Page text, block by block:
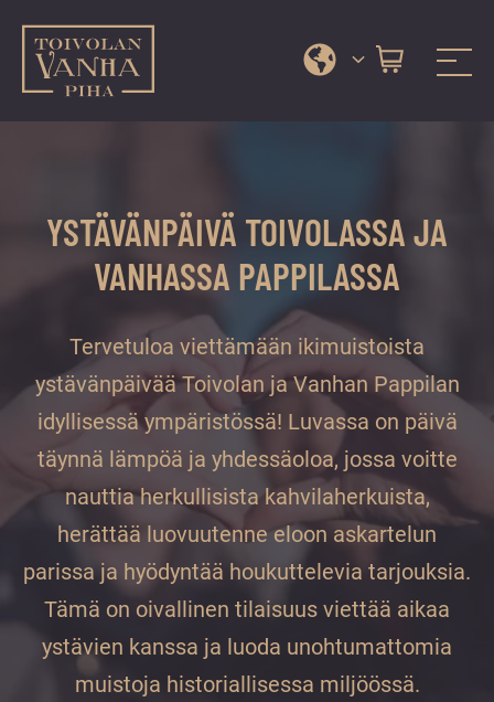
Toivolan vanha piha
palvelut
tapahtumat
kiireettömiä
ja
hyviä
hetkiä
ympäri
vuoden.
YSTÄVÄNPÄIVÄ TOIVOLASSA JA
VANHASSA PAPPILASSA
Tervetuloa viettämään ikimuistoista
ystävänpäivää Toivolan ja Vanhan Pappilan
idyllisessä ympäristössä! Luvassa on päivä
täynnä lämpöä ja yhdessäoloa, jossa voitte
nauttia herkullisista kahvilaherkuista,
herättää luovuutenne eloon askartelun
parissa ja hyödyntää houkuttelevia tarjouksia.
Tämä on oivallinen tilaisuus viettää aikaa
ystävien kanssa ja luoda unohtumattomia
muistoja historiallisessa miljöössä.